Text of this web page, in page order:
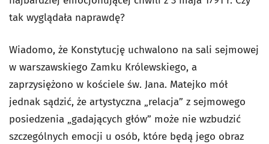
tak wyglądała naprawdę?
Wiadomo, że Konstytucję uchwalono na sali sejmowej
w warszawskiego Zamku Królewskiego, a
zaprzysiężono w kościele św. Jana. Matejko mół
jednak sądzić, że artystyczna „relacja” z sejmowego
posiedzenia „gadających głów” może nie wzbudzić
szczególnych emocji u osób, które będą jego obraz